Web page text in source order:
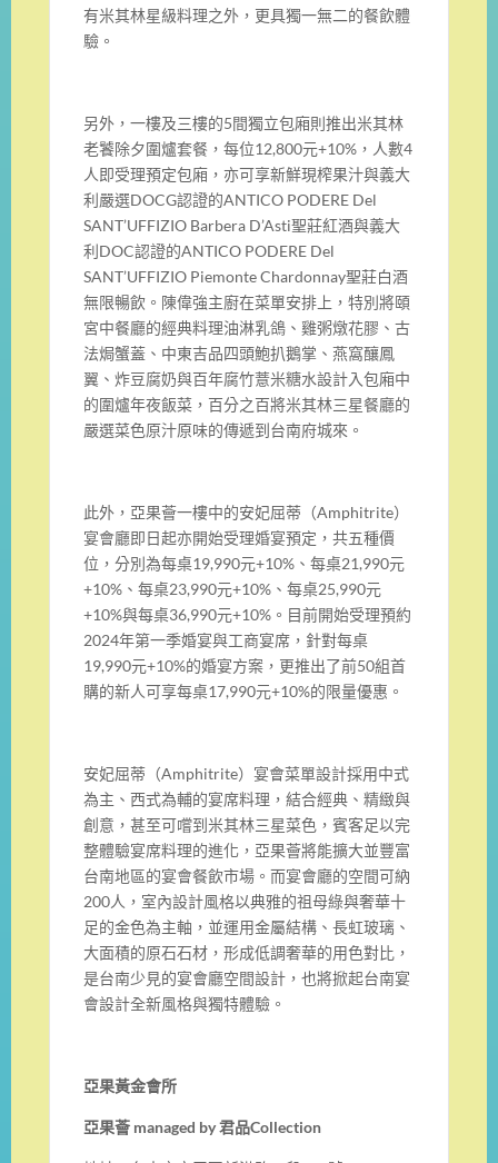
有米其林星級料理之外，更具獨一無二的餐飲體
驗。
另外，一樓及三樓的5間獨立包廂則推出米其林
老饕除夕圍爐套餐，每位12,800元+10%，人數4
人即受理預定包廂，亦可享新鮮現榨果汁與義大
利嚴選DOCG認證的ANTICO PODERE Del
SANT’UFFIZIO Barbera D’Asti聖莊紅酒與義大
利DOC認證的ANTICO PODERE Del
SANT’UFFIZIO Piemonte Chardonnay聖莊白酒
無限暢飲。陳偉強主廚在菜單安排上，特別將頤
宮中餐廳的經典料理油淋乳鴿、雞粥燉花膠、古
法焗蟹蓋、中東吉品四頭鮑扒鵝掌、燕窩釀鳳
翼、炸豆腐奶與百年腐竹薏米糖水設計入包廂中
的圍爐年夜飯菜，百分之百將米其林三星餐廳的
嚴選菜色原汁原味的傳遞到台南府城來。
此外，亞果薈一樓中的安妃屈蒂（Amphitrite）
宴會廳即日起亦開始受理婚宴預定，共五種價
位，分別為每桌19,990元+10%、每桌21,990元
+10%、每桌23,990元+10%、每桌25,990元
+10%與每桌36,990元+10%。目前開始受理預約
2024年第一季婚宴與工商宴席，針對每桌
19,990元+10%的婚宴方案，更推出了前50組首
購的新人可享每桌17,990元+10%的限量優惠。
安妃屈蒂（Amphitrite）宴會菜單設計採用中式
為主、西式為輔的宴席料理，結合經典、精緻與
創意，甚至可嚐到米其林三星菜色，賓客足以完
整體驗宴席料理的進化，亞果薈將能擴大並豐富
台南地區的宴會餐飲市場。而宴會廳的空間可納
200人，室內設計風格以典雅的祖母綠與奢華十
足的金色為主軸，並運用金屬結構、長虹玻璃、
大面積的原石石材，形成低調奢華的用色對比，
是台南少見的宴會廳空間設計，也將掀起台南宴
會設計全新風格與獨特體驗。
亞果黃金會所
亞果薈 managed by 君品Collection